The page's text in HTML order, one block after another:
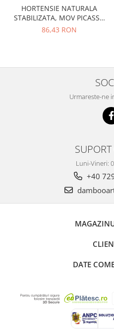
HORTENSIE NATURALA
STABILIZATA, MOV PICASSO
CU FLORI MICI
86,43 RON
Urmareste-ne
Luni-Vineri:
+40
DATE